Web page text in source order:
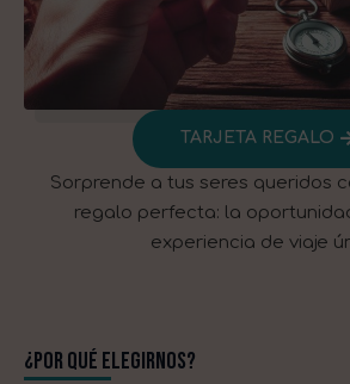
TARJETA REGALO​
Sorprende a tus seres queridos
regalo perfecta: la
experiencia de viaje
¿Por qué elegirnos?